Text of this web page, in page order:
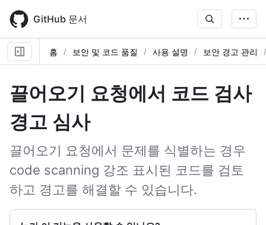
main
content
GitHub 문서
홈 보안 및 코드 품질 사용 설명 보안 경고 관리
끌어오기 요청에서 코드 검사
경고 심사
끌어오기 요청에서 문제를 식별하는 경우
code scanning 강조 표시된 코드를 검토
하고 경고를 해결할 수 있습니다.